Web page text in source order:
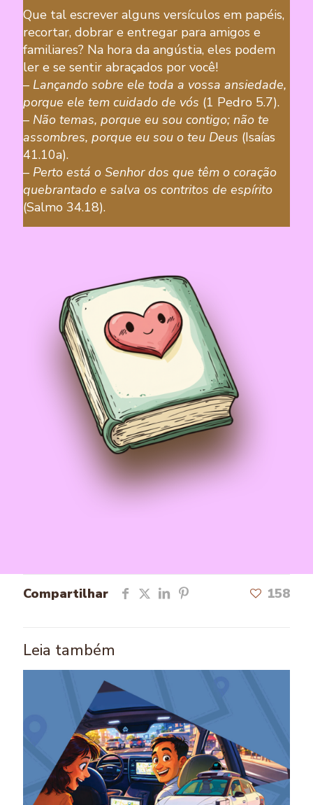
Que tal escrever alguns versículos em papéis,
recortar, dobrar e entregar para amigos e
familiares? Na hora da angústia, eles podem
ler e se sentir abraçados por você!
– Lançando sobre ele toda a vossa ansiedade,
porque ele tem cuidado de vós (1 Pedro 5.7).
– Não temas, porque eu sou contigo; não te
assombres, porque eu sou o teu Deus (Isaías
41.10a).
– Perto está o Senhor dos que têm o coração
quebrantado e salva os contritos de espírito
(Salmo 34.18).
Compartilhar 158
Leia também